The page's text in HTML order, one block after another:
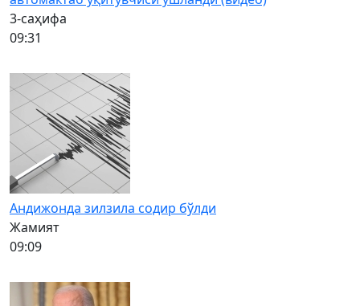
3-саҳифа
09:31
Андижонда зилзила содир бўлди
Жамият
09:09